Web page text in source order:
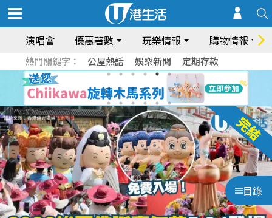
演唱會 優惠著數 玩樂情報 購物情報
熱門關鍵字： 公屋熱話 娛樂新聞 定期存款
目錄